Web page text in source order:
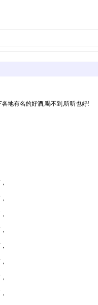
地有名的好酒,喝不到,听听也好!